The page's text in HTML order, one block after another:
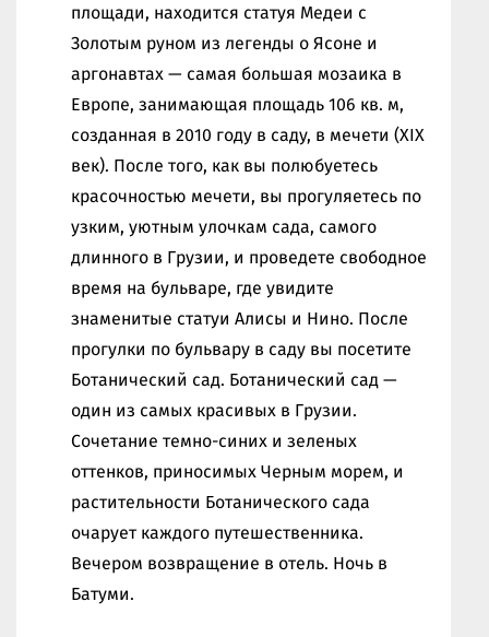
площади, находится статуя Медеи с
Золотым руном из легенды о Ясоне и
аргонавтах — самая большая мозаика в
Европе, занимающая площадь 106 кв. м,
созданная в 2010 году в саду, в мечети (XIX
век). После того, как вы полюбуетесь
красочностью мечети, вы прогуляетесь по
узким, уютным улочкам сада, самого
длинного в Грузии, и проведете свободное
время на бульваре, где увидите
знаменитые статуи Алисы и Нино. После
прогулки по бульвару в саду вы посетите
Ботанический сад. Ботанический сад —
один из самых красивых в Грузии.
Сочетание темно-синих и зеленых
оттенков, приносимых Черным морем, и
растительности Ботанического сада
очарует каждого путешественника.
Вечером возвращение в отель. Ночь в
Батуми.